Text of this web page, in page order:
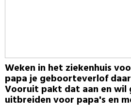
Weken in het ziekenhuis
papa je geboorteverlof
Vooruit pakt dat aan en
uitbreiden voor papa's en